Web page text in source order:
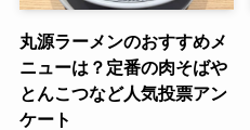
丸源ラーメンのおすすめメ
ニューは？定番の肉そばや
とんこつなど人気投票アン
ケート